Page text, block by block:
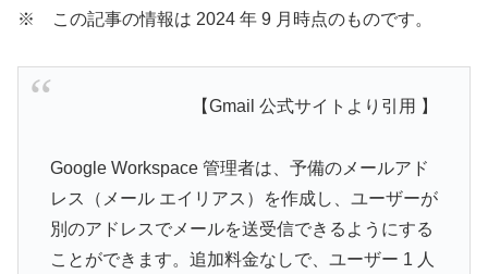
※ この記事の情報は 2024 年 9 月時点のものです。
【Gmail 公式サイトより引用 】
Google Workspace 管理者は、予備のメールアド
レス（メール エイリアス）を作成し、ユーザーが
別のアドレスでメールを送受信できるようにする
ことができます。追加料金なしで、ユーザー 1 人